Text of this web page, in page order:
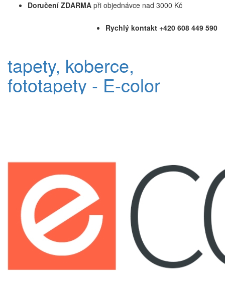
Doručení ZDARMA při objednávce nad 3000 Kč
Rychlý kontakt +420 608 449 590
tapety, koberce,
fototapety - E-color